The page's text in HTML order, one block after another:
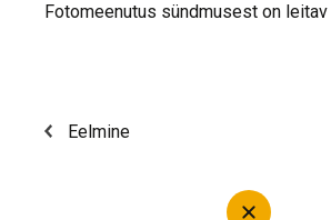
Fotomeenutus sündmusest on leitav
Eelmine